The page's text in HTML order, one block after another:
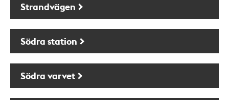
Strandvägen
Södra station
Södra varvet